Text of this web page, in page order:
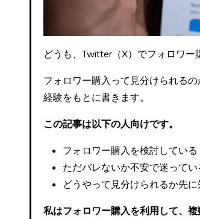
どうも、Twitter（X）でフォロワー
フォロワー購入って見分けられる
経験をもとに書きます。
この記事は以下の人向けです。
フォロワー購入を検討している
ただバレないか不安で迷ってい
どうやって見分けられるか先
私はフォロワー購入を利用して、